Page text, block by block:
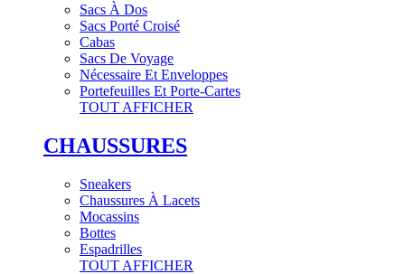
Sacs À Dos
Sacs Porté Croisé
Cabas
Sacs De Voyage
Nécessaire Et Enveloppes
Portefeuilles Et Porte-Cartes
TOUT AFFICHER
CHAUSSURES
Sneakers
Chaussures À Lacets
Mocassins
Bottes
Espadrilles
TOUT AFFICHER